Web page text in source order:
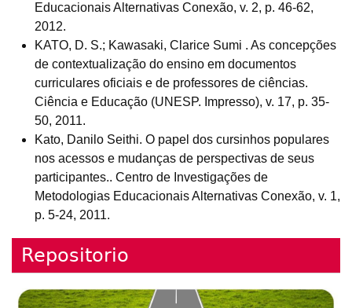
Educacionais Alternativas Conexão, v. 2, p. 46-62,
2012.
KATO, D. S.; Kawasaki, Clarice Sumi . As concepções
de contextualização do ensino em documentos
curriculares oficiais e de professores de ciências.
Ciência e Educação (UNESP. Impresso), v. 17, p. 35-
50, 2011.
Kato, Danilo Seithi. O papel dos cursinhos populares
nos acessos e mudanças de perspectivas de seus
participantes.. Centro de Investigações de
Metodologias Educacionais Alternativas Conexão, v. 1,
p. 5-24, 2011.
Repositorio